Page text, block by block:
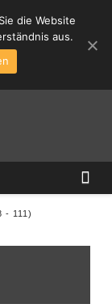
- 111)
die Website
aus.